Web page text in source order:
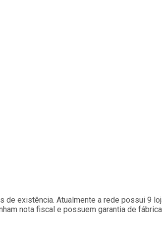
de existência. Atualmente a rede possui 9
nota fiscal e possuem garantia de